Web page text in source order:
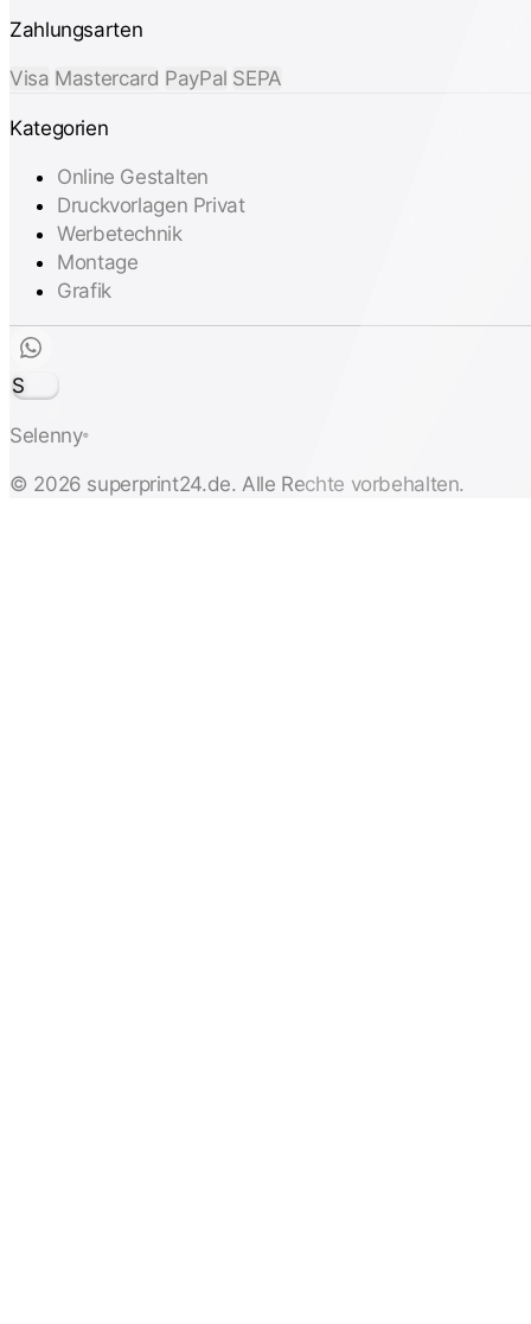
Zahlungsarten
Visa Mastercard PayPal SEPA
Kategorien
Online Gestalten
Druckvorlagen Privat
Werbetechnik
Montage
Grafik
S
Selenny®
© 2026 superprint24.de. Alle Rechte vorbehalten.